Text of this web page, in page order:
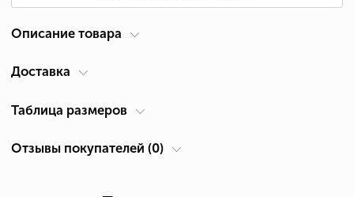
Описание товара
Бренд
B&C
Плотность
150 г/м²
Доставка
Курьер по вашему адресу
доставки 1-2 дня.
Таблица размеров
Таблица размеров
Отзывы покупателей (0)